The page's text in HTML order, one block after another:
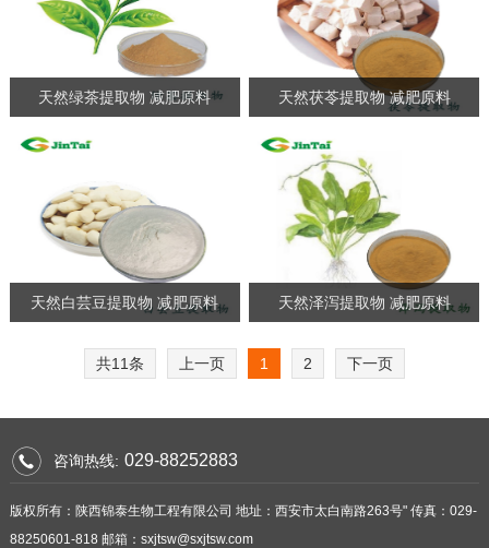
天然绿茶提取物 减肥原料 天然茯苓提取物 减肥原料
天然白芸豆提取物 减肥原料 天然泽泻提取物 减肥原料
共11条 上一页 1 2 下一页
咨询热线: 029-88252883
版权所有：陕西锦泰生物工程有限公司 地址：西安市太白南路263号" 传真：029-
88250601-818 邮箱：sxjtsw@sxjtsw.com